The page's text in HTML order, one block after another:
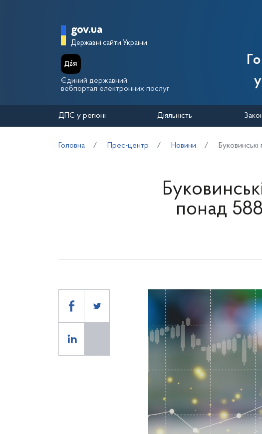
Головна сторінка Державної
gov.ua
Державні сайти України
Єдиний державний
вебпортал електронних послуг
ДПС у регіоні Діяльність
Головна Прес-центр Новини
понад